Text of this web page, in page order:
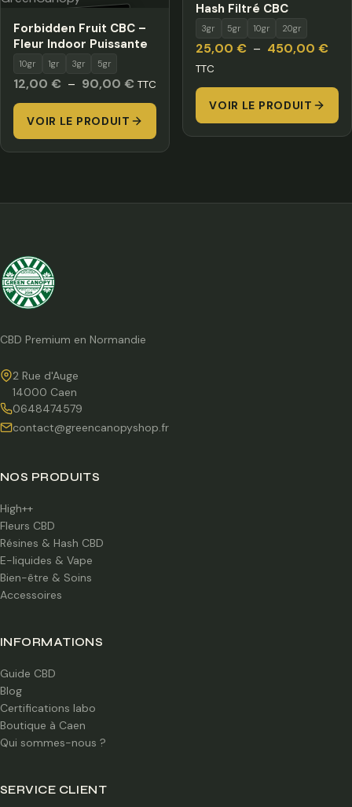
HORS STOCK
Forbidden Fruit CBC –
Fleur Indoor Puissante
10gr 1gr 3gr 5gr
12,00 € – 90,00 € Plage
de
prix :
12,00 €
TTC
VOIR LE PRODUIT
Hash Filtré CBC
3gr 5gr 10gr 20gr
25,00 € – 450,00 €
prix
à
TTC
VOIR LE PRODUIT
CBD Premium en Normandie
2 Rue d'Auge
14000 Caen
0648474579
contact@greencanopyshop.fr
NOS PRODUITS
High++
Fleurs CBD
Résines & Hash CBD
E-liquides & Vape
Bien-être & Soins
Accessoires
INFORMATIONS
Guide CBD
Blog
Certifications labo
Boutique à Caen
Qui sommes-nous ?
SERVICE CLIENT